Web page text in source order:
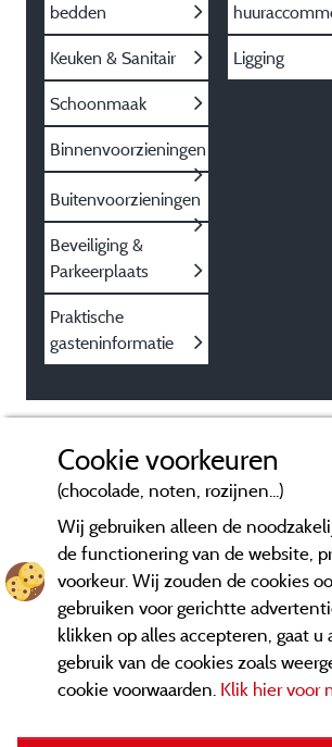
bedden
Keuken & Sanitair
Schoonmaak
Binnenvoorzieningen
Buitenvoorzieningen
Beveiliging &
Parkeerplaats
Praktische
gasteninformatie
Ligging
Cookie voorkeuren
(chocolade, noten, rozijnen...)
Wij gebruiken alleen de
de functionering van de website,
voorkeur. Wij zouden de cookies
gebruiken voor gerichtte
klikken op alles accepteren, gaat
gebruik van de cookies zoals
cookie voorwaarden. Klik hier voor